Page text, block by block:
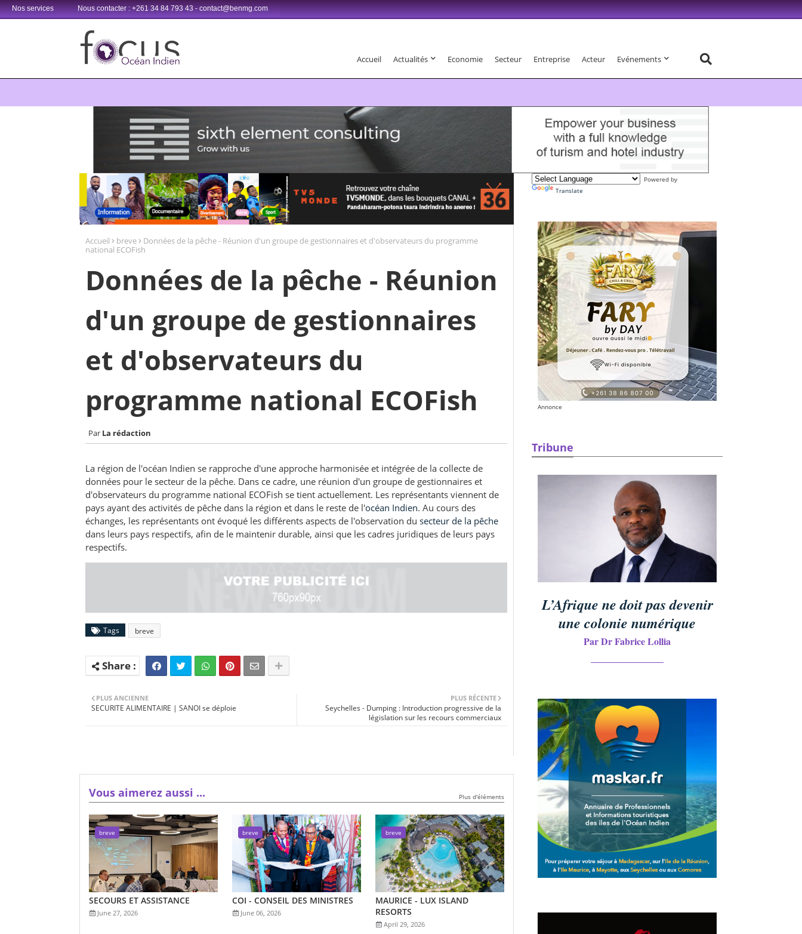
Nos services Nous contacter : +261 34 84 793 43 - contact@benmg.com
Accueil Actualités Economie Secteur Entreprise Acteur Evénements
Retrouvez votre chaîne @TV5MONDE, dans les bouquets CANAL+ 36 . Fandaharam-potoana tsara indrindra ho anareo!
Accueil breve
Données de la pêche - Réunion d'un groupe de gestionnaires et d'observateurs du programme
national ECOFish
Données de la pêche - Réunion
d'un groupe de gestionnaires
et d'observateurs du
programme national ECOFish
La rédaction
La région de l'océan Indien se rapproche d'une approche harmonisée et intégrée de la collecte de
données pour le secteur de la pêche. Dans ce cadre, une réunion d'un groupe de gestionnaires et
d'observateurs du programme national ECOFish se tient actuellement. Les représentants viennent de
pays ayant des activités de pêche dans la région et dans le reste de l'océan Indien. Au cours des
échanges, les représentants ont évoqué les différents aspects de l'observation du secteur de la pêche
dans leurs pays respectifs, afin de le maintenir durable, ainsi que les cadres juridiques de leurs pays
respectifs.
Tags breve
PLUS RÉCENTE
Seychelles - Dumping : Introduction progressive de la
législation sur les recours commerciaux
PLUS ANCIENNE
SECURITE ALIMENTAIRE | SANOI se déploie
Vous aimerez aussi ... Plus d'éléments
breve
SECOURS ET ASSISTANCE
June 27, 2026
breve
COI - CONSEIL DES MINISTRES
June 06, 2026
breve
MAURICE - LUX ISLAND
RESORTS
April 29, 2026
Powered by
Translate
Annonce
Tribune
L’Afrique ne doit pas devenir
une colonie numérique
Par Dr Fabrice Lollia